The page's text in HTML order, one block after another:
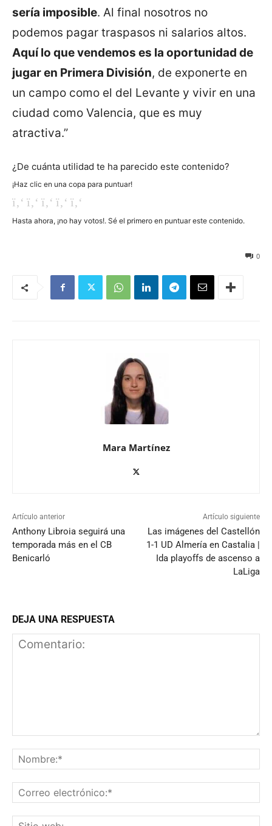
sería imposible. Al final nosotros no
podemos pagar traspasos ni salarios altos.
Aquí lo que vendemos es la oportunidad de
jugar en Primera División, de exponerte en
un campo como el del Levante y vivir en una
ciudad como Valencia, que es muy
atractiva.”
¿De cuánta utilidad te ha parecido este contenido?
¡Haz clic en una copa para puntuar!
Hasta ahora, ¡no hay votos!. Sé el primero en puntuar este contenido.
0
Mara Martínez
Artículo anterior
Anthony Libroia seguirá una
temporada más en el CB
Benicarló
Artículo siguiente
Las imágenes del Castellón
1-1 UD Almería en Castalia |
Ida playoffs de ascenso a
LaLiga
DEJA UNA RESPUESTA